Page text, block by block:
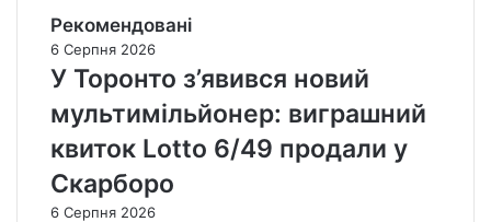
Рекомендовані
6 Серпня 2026
У Торонто з’явився новий
мультимільйонер: виграшний
квиток Lotto 6/49 продали у
Скарборо
6 Серпня 2026